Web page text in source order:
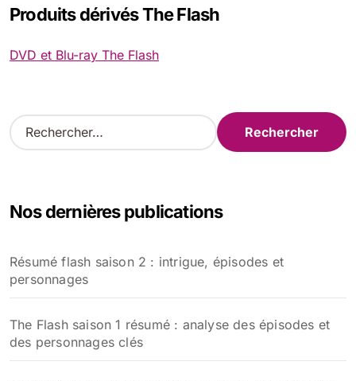
Produits dérivés The Flash
DVD et Blu-ray The Flash
R
e
r
e
r
Nos dernières publications
Résumé flash saison 2 : intrigue, épisodes et
personnages
The Flash saison 1 résumé : analyse des épisodes et
des personnages clés